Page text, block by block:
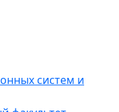
систем и